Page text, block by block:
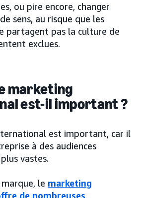
ou pire encore, changer
sens, au risque que les
partagent pas la culture de
exclues.
marketing
est-il important ?
est important, car il
à des audiences
vastes.
le marketing
de nombreuses